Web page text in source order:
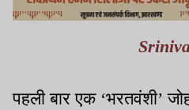
पहली बार एक ‘भरतवंशी’